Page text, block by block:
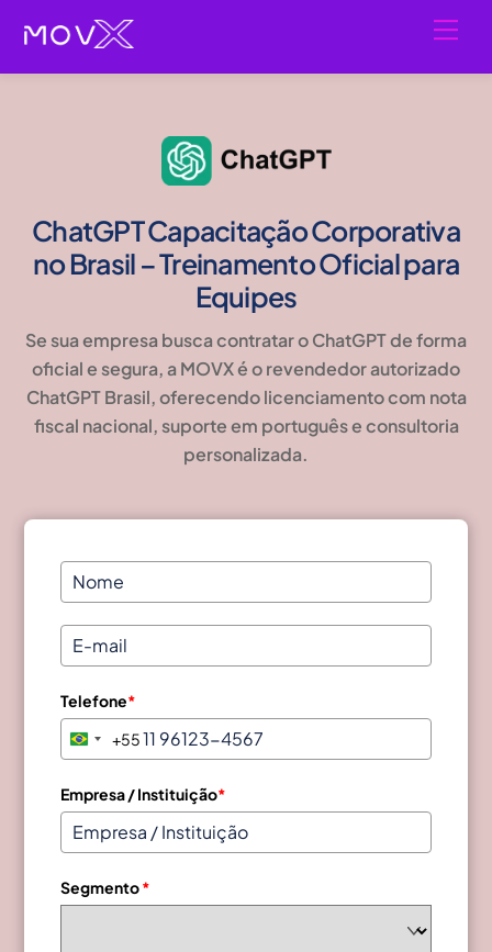
content
ChatGPT Capacitação Corporativa
no Brasil – Treinamento Oficial para
Equipes
Se sua empresa busca contratar oChatGPT de forma
oficial e segura, a MOVX é orevendedor autorizado
ChatGPT Brasil, oferecendo licenciamento com nota
fiscal nacional, suporte em português e consultoria
personalizada.
Telefone*
B
a
z
i
+
+55
Empresa / Instituição*
Segmento*